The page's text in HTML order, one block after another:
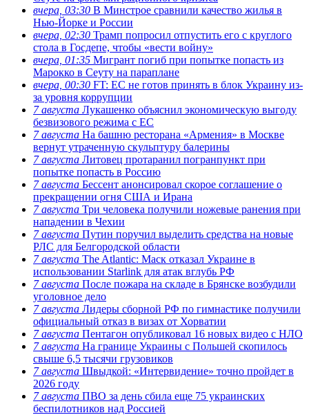
вчера, 03:30 В Минстрое сравнили качество жилья в
Нью-Йорке и России
вчера, 02:30 Трамп попросил отпустить его с круглого
стола в Госдепе, чтобы «вести войну»
вчера, 01:35 Мигрант погиб при попытке попасть из
Марокко в Сеуту на параплане
вчера, 00:30 FT: ЕС не готов принять в блок Украину из-
за уровня коррупции
7 августа Лукашенко объяснил экономическую выгоду
безвизового режима с ЕС
7 августа На башню ресторана «Армения» в Москве
вернут утраченную скульптуру балерины
7 августа Литовец протаранил погранпункт при
попытке попасть в Россию
7 августа Бессент анонсировал скорое соглашение о
прекращении огня США и Ирана
7 августа Три человека получили ножевые ранения при
нападении в Чехии
7 августа Путин поручил выделить средства на новые
РЛС для Белгородской области
7 августа The Atlantic: Маск отказал Украине в
использовании Starlink для атак вглубь РФ
7 августа После пожара на складе в Брянске возбудили
уголовное дело
7 августа Лидеры сборной РФ по гимнастике получили
официальный отказ в визах от Хорватии
7 августа Пентагон опубликовал 16 новых видео с НЛО
7 августа На границе Украины с Польшей скопилось
свыше 6,5 тысячи грузовиков
7 августа Швыдкой: «Интервидение» точно пройдет в
2026 году
7 августа ПВО за день сбила еще 75 украинских
беспилотников над Россией